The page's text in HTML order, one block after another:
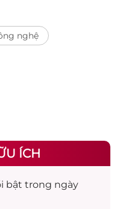
nghệ
ÍCH
bật trong ngày